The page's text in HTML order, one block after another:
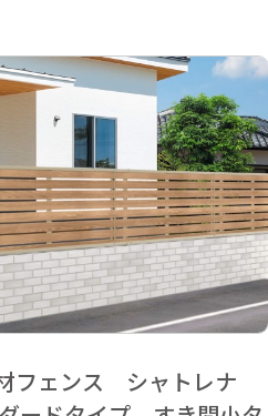
フェンス シャトレナ